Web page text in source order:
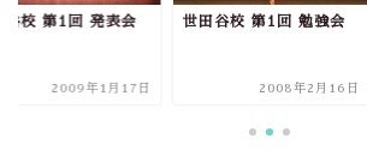
谷校 第1回 発表会
2009年1月17日
世田谷校 第1回 勉強会
2008年2月16日